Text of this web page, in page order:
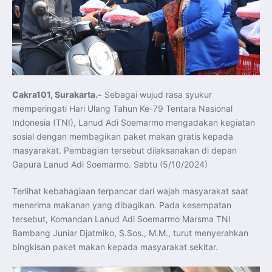
Koordinasi Jaga Stabilitas Keuangan dan Kepercayaan
Pasar
Presiden Prabowo Perkuat Sinergi Perguruan Tinggi dan
PT PAL untuk Majukan Industri Perkapalan Nasional
KASAL dan Panglima Armada Pasifik Rusia Resmi Buka
Latma ORRUDA 2026
T-50i Golden Eagle TNI AU Meriahkan Pitch Black Mindil
Beach Flying Display 2026
Indonesia dan Turki Sepakati Joint Action Plan 2026–
Balai Vokasi
TNI AU Tingkatkan Kemampuan Personel melalui
Pelatihan Signal Radio untuk Misi Pertahanan Udara dan
Radar
Menkeu Purbaya Instruksikan Penyelarasan Aturan KEK
untuk Perkuat Daya Saing Industri Dalam Negeri
Mentan Amran Pacu Produksi Gula Nasional, Target
Swasembada Gula Putih Dua Tahun dan Tembus 3 Juta
Ton
Menlu Sugiono Tekankan Inovasi sebagai Kunci
Latma ORRUDA 2026 di Vladivostok Perkuat Diplomasi
Maritim TNI AL dan Rusia
Latihan DACT di Exercise Pitch Black 2026 Tingkatkan
Kesiapan Tempur Penerbang TNI AU
Menlu Sugiono: “Kekuatan Ekonomi ASEAN-RRT Harus
Menjadi Penopang Stabilitas Kawasan”
ASEAN dan Amerika Serikat Perkuat Kemitraan untuk
Jaga Stabilitas Kawasan dan Dorong Pertumbuhan
Presiden Prabowo Terima Direktur FBI, Indonesia dan AS
Cakra101, Surakarta.- Sebagai wujud rasa syukur
memperingati Hari Ulang Tahun Ke-79 Tentara Nasional
Indonesia (TNI), Lanud Adi Soemarmo mengadakan kegiatan
sosial dengan membagikan paket makan gratis kepada
masyarakat. Pembagian tersebut dilaksanakan di depan
Gapura Lanud Adi Soemarmo. Sabtu (5/10/2024)
Terlihat kebahagiaan terpancar dari wajah masyarakat saat
menerima makanan yang dibagikan. Pada kesempatan
tersebut, Komandan Lanud Adi Soemarmo Marsma TNI
Bambang Juniar Djatmiko, S.Sos., M.M., turut menyerahkan
bingkisan paket makan kepada masyarakat sekitar.